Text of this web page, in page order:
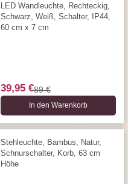
LED Wandleuchte, Rechteckig,
Schwarz, Weiß, Schalter, IP44,
60 cm x 7 cm
39,95 €89 €
In den Warenkorb
Stehleuchte, Bambus, Natur,
Schnurschalter, Korb, 63 cm
Höhe